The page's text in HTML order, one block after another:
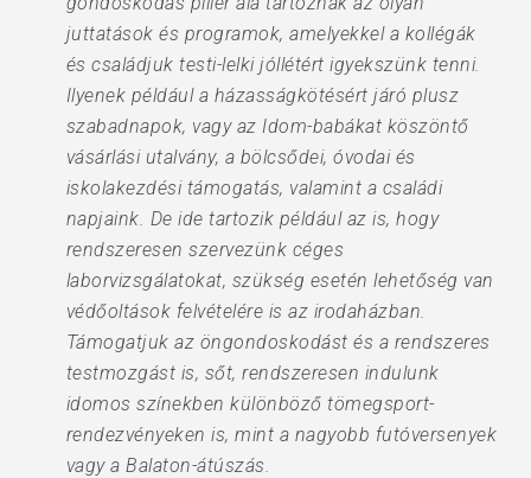
juttatások és programok, amelyekkel a kollégák
és családjuk testi-lelki jóllétért igyekszünk tenni.
Ilyenek például a házasságkötésért járó plusz
szabadnapok, vagy az Idom-babákat köszöntő
vásárlási utalvány, a bölcsődei, óvodai és
iskolakezdési támogatás, valamint a családi
napjaink. De ide tartozik például az is, hogy
rendszeresen szervezünk céges
laborvizsgálatokat, szükség esetén lehetőség van
védőoltások felvételére is az irodaházban.
Támogatjuk az öngondoskodást és a rendszeres
testmozgást is, sőt, rendszeresen indulunk
idomos színekben különböző tömegsport-
rendezvényeken is, mint a nagyobb futóversenyek
vagy a Balaton-átúszás.